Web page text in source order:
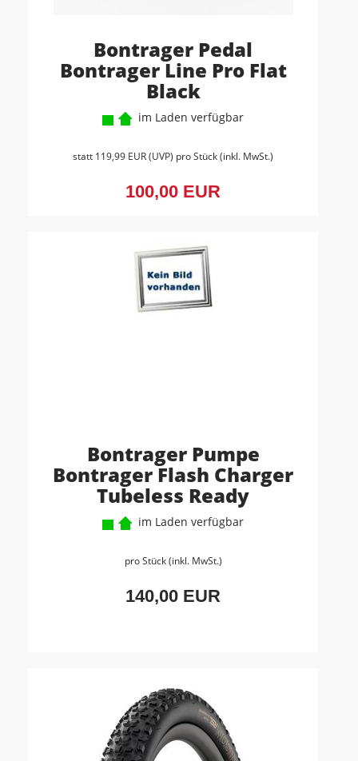
Bontrager Pedal
Bontrager Line Pro Flat
Black
im Laden verfügbar
statt 119,99 EUR(UVP) pro Stück (inkl. MwSt.)
100,00 EUR
Bontrager Pumpe
Bontrager Flash Charger
Tubeless Ready
im Laden verfügbar
pro Stück (inkl. MwSt.)
140,00 EUR